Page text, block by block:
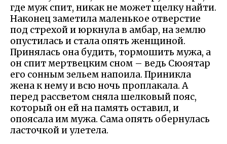
где муж спит, никак не может щелку найти.
Наконец заметила маленькое отверстие
под стрехой и юркнула в амбар, на землю
опустилась и стала опять женщиной.
Принялась она будить, тормошить мужа, а
он спит мертвецким сном – ведь Сюоятар
его сонным зельем напоила. Приникла
жена к нему и всю ночь проплакала. А
перед рассветом сняла шелковый пояс,
который он ей на память оставил, и
опоясала им мужа. Сама опять обернулась
ласточкой и улетела.